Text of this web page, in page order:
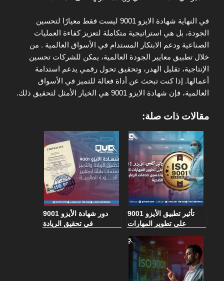
في النهاية شهادة الايزو 9001 ليست فقط معيارًا لتحسين
الجودة، بل هي استراتيجية متكاملة لتعزيز كفاءة العمليات
الصناعية ودعم الابتكار المستدام في الأسواق العالمية . من
خلال تطبيق معايير الجودة العالمية، يمكن للشركات تحسين
الإنتاجية، تقليل الهدر، وتحقيق تحول رقمي يدعم استدامة
أعمالها. إذا كنت تبحث عن أداة فعالة للتميز في الأسواق
العالمية، فإن شهادة الايزو 9001 هي الخيار الأمثل لتحقيق ذلك.
مقالات ذات صلة:
تأثير تطبيق الأيزو 9001
على تطوير المهارات
الرعاية الصحية
دور شهادة الأيزو 9001
في تحقيق الريادة